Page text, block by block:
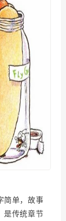
简单，故事
是传统章节